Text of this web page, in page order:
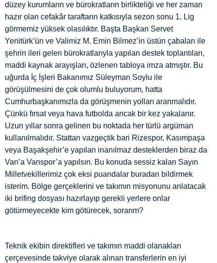
düzey kurumların ve bürokratların birlikteliği ve her zaman
hazır olan cefakâr taraftarın katkısıyla sezon sonu 1. Lig
görmemiz yüksek olasılıktır. Başta Başkan Servet
Yenitürk’ün ve Valimiz M. Emin Bilmez’in üstün çabaları ile
şehrin ileri gelen bürokratlarıyla yapılan destek toplantıları,
maddi kaynak arayışları, özlenen tabloya imza atmıştır. Bu
uğurda İç İşleri Bakanımız Süleyman Soylu ile
görüşülmesini de çok olumlu buluyorum, hatta
Cumhurbaşkanımızla da görüşmenin yolları aranmalıdır.
Çünkü fırsat veya hava futbolda ancak bir kez yakalanır.
Uzun yıllar sonra gelinen bu noktada her türlü argüman
kullanılmalıdır. Stattan vazgeçtik bari Rizespor, Kasımpaşa
veya Başakşehir’e yapılan inanılmaz desteklerden biraz da
Van’a Vanspor’a yapılsın. Bu konuda sessiz kalan Sayın
Milletvekillerimiz çok eksi puandalar buradan bildirmek
isterim. Bölge gerçeklerini ve takımın misyonunu anlatacak
iki brifing dosyası hazırlayıp gerekli yerlere onlar
götürmeyecekte kim götürecek, sorarım?
Teknik ekibin direktifleri ve takımın maddi olanakları
çerçevesinde takviye olarak alınan transferlerin en iyi